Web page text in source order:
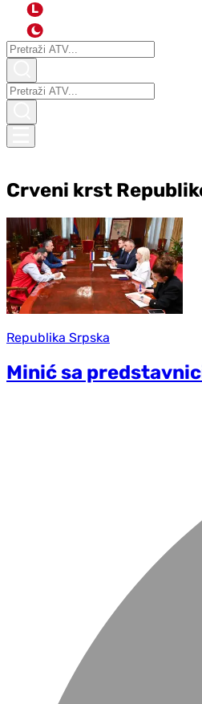
L
Crveni krst
Republika Srpska
Minić sa